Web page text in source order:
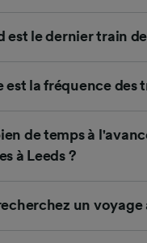
est le dernier train
est la fréquence des
de temps à
à Leeds ?
un voyage